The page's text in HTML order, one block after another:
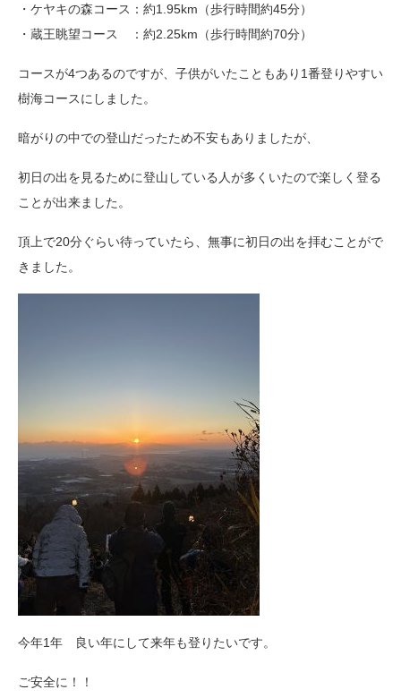
・ケヤキの森コース：約1.95km（歩行時間約45分）
・蔵王眺望コース ：約2.25km（歩行時間約70分）
コースが4つあるのですが、子供がいたこともあり1番登りやすい
樹海コースにしました。
暗がりの中での登山だったため不安もありましたが、
初日の出を見るために登山している人が多くいたので楽しく登る
ことが出来ました。
頂上で20分ぐらい待っていたら、無事に初日の出を拝むことがで
きました。
今年1年 良い年にして来年も登りたいです。
ご安全に！！